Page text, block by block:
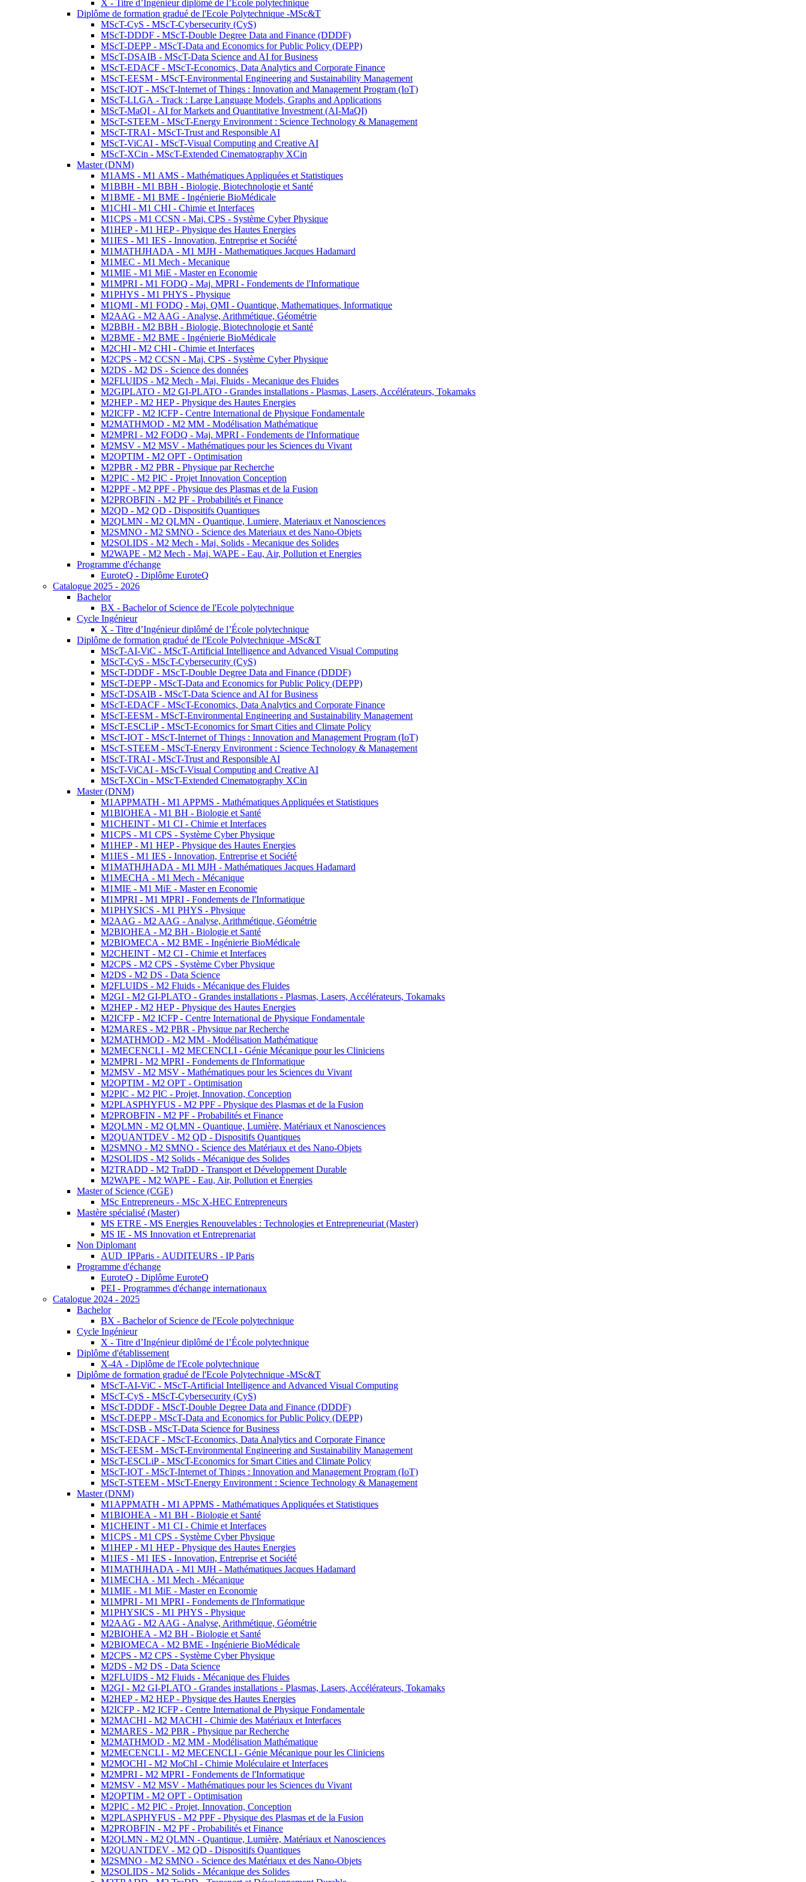
X - Titre d’Ingénieur diplômé de l’École polytechnique
Diplôme de formation gradué de l'Ecole Polytechnique -MSc&T
MScT-CyS - MScT-Cybersecurity (CyS)
MScT-DDDF - MScT-Double Degree Data and Finance (DDDF)
MScT-DEPP - MScT-Data and Economics for Public Policy (DEPP)
MScT-DSAIB - MScT-Data Science and AI for Business
MScT-EDACF - MScT-Economics, Data Analytics and Corporate Finance
MScT-EESM - MScT-Environmental Engineering and Sustainability Management
MScT-IOT - MScT-Internet of Things : Innovation and Management Program (IoT)
MScT-LLGA - Track : Large Language Models, Graphs and Applications
MScT-MaQI - AI for Markets and Quantitative Investment (AI-MaQI)
MScT-STEEM - MScT-Energy Environment : Science Technology & Management
MScT-TRAI - MScT-Trust and Responsible AI
MScT-ViCAI - MScT-Visual Computing and Creative AI
MScT-XCin - MScT-Extended Cinematography XCin
Master (DNM)
M1AMS - M1 AMS - Mathématiques Appliquées et Statistiques
M1BBH - M1 BBH - Biologie, Biotechnologie et Santé
M1BME - M1 BME - Ingénierie BioMédicale
M1CHI - M1 CHI - Chimie et Interfaces
M1CPS - M1 CCSN - Maj. CPS - Système Cyber Physique
M1HEP - M1 HEP - Physique des Hautes Energies
M1IES - M1 IES - Innovation, Entreprise et Société
M1MATHJHADA - M1 MJH - Mathematiques Jacques Hadamard
M1MEC - M1 Mech - Mecanique
M1MIE - M1 MiE - Master en Economie
M1MPRI - M1 FODQ - Maj. MPRI - Fondements de l'Informatique
M1PHYS - M1 PHYS - Physique
M1QMI - M1 FODQ - Maj. QMI - Quantique, Mathematiques, Informatique
M2AAG - M2 AAG - Analyse, Arithmétique, Géométrie
M2BBH - M2 BBH - Biologie, Biotechnologie et Santé
M2BME - M2 BME - Ingénierie BioMédicale
M2CHI - M2 CHI - Chimie et Interfaces
M2CPS - M2 CCSN - Maj. CPS - Système Cyber Physique
M2DS - M2 DS - Science des données
M2FLUIDS - M2 Mech - Maj. Fluids - Mecanique des Fluides
M2GIPLATO - M2 GI-PLATO - Grandes installations - Plasmas, Lasers, Accélérateurs, Tokamaks
M2HEP - M2 HEP - Physique des Hautes Energies
M2ICFP - M2 ICFP - Centre International de Physique Fondamentale
M2MATHMOD - M2 MM - Modélisation Mathématique
M2MPRI - M2 FODQ - Maj. MPRI - Fondements de l'Informatique
M2MSV - M2 MSV - Mathématiques pour les Sciences du Vivant
M2OPTIM - M2 OPT - Optimisation
M2PBR - M2 PBR - Physique par Recherche
M2PIC - M2 PIC - Projet Innovation Conception
M2PPF - M2 PPF - Physique des Plasmas et de la Fusion
M2PROBFIN - M2 PF - Probabilités et Finance
M2QD - M2 QD - Dispositifs Quantiques
M2QLMN - M2 QLMN - Quantique, Lumiere, Materiaux et Nanosciences
M2SMNO - M2 SMNO - Science des Materiaux et des Nano-Objets
M2SOLIDS - M2 Mech - Maj. Solids - Mecanique des Solides
M2WAPE - M2 Mech - Maj. WAPE - Eau, Air, Pollution et Energies
Programme d'échange
EuroteQ - Diplôme EuroteQ
Catalogue 2025 - 2026
Bachelor
BX - Bachelor of Science de l'Ecole polytechnique
Cycle Ingénieur
X - Titre d’Ingénieur diplômé de l’École polytechnique
Diplôme de formation gradué de l'Ecole Polytechnique -MSc&T
MScT-AI-ViC - MScT-Artificial Intelligence and Advanced Visual Computing
MScT-CyS - MScT-Cybersecurity (CyS)
MScT-DDDF - MScT-Double Degree Data and Finance (DDDF)
MScT-DEPP - MScT-Data and Economics for Public Policy (DEPP)
MScT-DSAIB - MScT-Data Science and AI for Business
MScT-EDACF - MScT-Economics, Data Analytics and Corporate Finance
MScT-EESM - MScT-Environmental Engineering and Sustainability Management
MScT-ESCLiP - MScT-Economics for Smart Cities and Climate Policy
MScT-IOT - MScT-Internet of Things : Innovation and Management Program (IoT)
MScT-STEEM - MScT-Energy Environment : Science Technology & Management
MScT-TRAI - MScT-Trust and Responsible AI
MScT-ViCAI - MScT-Visual Computing and Creative AI
MScT-XCin - MScT-Extended Cinematography XCin
Master (DNM)
M1APPMATH - M1 APPMS - Mathématiques Appliquées et Statistiques
M1BIOHEA - M1 BH - Biologie et Santé
M1CHEINT - M1 CI - Chimie et Interfaces
M1CPS - M1 CPS - Système Cyber Physique
M1HEP - M1 HEP - Physique des Hautes Energies
M1IES - M1 IES - Innovation, Entreprise et Société
M1MATHJHADA - M1 MJH - Mathématiques Jacques Hadamard
M1MECHA - M1 Mech - Mécanique
M1MIE - M1 MiE - Master en Economie
M1MPRI - M1 MPRI - Fondements de l'Informatique
M1PHYSICS - M1 PHYS - Physique
M2AAG - M2 AAG - Analyse, Arithmétique, Géométrie
M2BIOHEA - M2 BH - Biologie et Santé
M2BIOMECA - M2 BME - Ingénierie BioMédicale
M2CHEINT - M2 CI - Chimie et Interfaces
M2CPS - M2 CPS - Système Cyber Physique
M2DS - M2 DS - Data Science
M2FLUIDS - M2 Fluids - Mécanique des Fluides
M2GI - M2 GI-PLATO - Grandes installations - Plasmas, Lasers, Accélérateurs, Tokamaks
M2HEP - M2 HEP - Physique des Hautes Energies
M2ICFP - M2 ICFP - Centre International de Physique Fondamentale
M2MARES - M2 PBR - Physique par Recherche
M2MATHMOD - M2 MM - Modélisation Mathématique
M2MECENCLI - M2 MECENCLI - Génie Mécanique pour les Cliniciens
M2MPRI - M2 MPRI - Fondements de l'Informatique
M2MSV - M2 MSV - Mathématiques pour les Sciences du Vivant
M2OPTIM - M2 OPT - Optimisation
M2PIC - M2 PIC - Projet, Innovation, Conception
M2PLASPHYFUS - M2 PPF - Physique des Plasmas et de la Fusion
M2PROBFIN - M2 PF - Probabilités et Finance
M2QLMN - M2 QLMN - Quantique, Lumière, Matériaux et Nanosciences
M2QUANTDEV - M2 QD - Dispositifs Quantiques
M2SMNO - M2 SMNO - Science des Matériaux et des Nano-Objets
M2SOLIDS - M2 Solids - Mécanique des Solides
M2TRADD - M2 TraDD - Transport et Développement Durable
M2WAPE - M2 WAPE - Eau, Air, Pollution et Énergies
Master of Science (CGE)
MSc Entrepreneurs - MSc X-HEC Entrepreneurs
Mastère spécialisé (Master)
MS ETRE - MS Energies Renouvelables : Technologies et Entrepreneuriat (Master)
MS IE - MS Innovation et Entreprenariat
Non Diplomant
AUD_IPParis - AUDITEURS - IP Paris
Programme d'échange
EuroteQ - Diplôme EuroteQ
PEI - Programmes d'échange internationaux
Catalogue 2024 - 2025
Bachelor
BX - Bachelor of Science de l'Ecole polytechnique
Cycle Ingénieur
X - Titre d’Ingénieur diplômé de l’École polytechnique
Diplôme d'établissement
X-4A - Diplôme de l'Ecole polytechnique
Diplôme de formation gradué de l'Ecole Polytechnique -MSc&T
MScT-AI-ViC - MScT-Artificial Intelligence and Advanced Visual Computing
MScT-CyS - MScT-Cybersecurity (CyS)
MScT-DDDF - MScT-Double Degree Data and Finance (DDDF)
MScT-DEPP - MScT-Data and Economics for Public Policy (DEPP)
MScT-DSB - MScT-Data Science for Business
MScT-EDACF - MScT-Economics, Data Analytics and Corporate Finance
MScT-EESM - MScT-Environmental Engineering and Sustainability Management
MScT-ESCLiP - MScT-Economics for Smart Cities and Climate Policy
MScT-IOT - MScT-Internet of Things : Innovation and Management Program (IoT)
MScT-STEEM - MScT-Energy Environment : Science Technology & Management
Master (DNM)
M1APPMATH - M1 APPMS - Mathématiques Appliquées et Statistiques
M1BIOHEA - M1 BH - Biologie et Santé
M1CHEINT - M1 CI - Chimie et Interfaces
M1CPS - M1 CPS - Système Cyber Physique
M1HEP - M1 HEP - Physique des Hautes Energies
M1IES - M1 IES - Innovation, Entreprise et Société
M1MATHJHADA - M1 MJH - Mathématiques Jacques Hadamard
M1MECHA - M1 Mech - Mécanique
M1MIE - M1 MiE - Master en Economie
M1MPRI - M1 MPRI - Fondements de l'Informatique
M1PHYSICS - M1 PHYS - Physique
M2AAG - M2 AAG - Analyse, Arithmétique, Géométrie
M2BIOHEA - M2 BH - Biologie et Santé
M2BIOMECA - M2 BME - Ingénierie BioMédicale
M2CPS - M2 CPS - Système Cyber Physique
M2DS - M2 DS - Data Science
M2FLUIDS - M2 Fluids - Mécanique des Fluides
M2GI - M2 GI-PLATO - Grandes installations - Plasmas, Lasers, Accélérateurs, Tokamaks
M2HEP - M2 HEP - Physique des Hautes Energies
M2ICFP - M2 ICFP - Centre International de Physique Fondamentale
M2MACHI - M2 MACHI - Chimie des Matériaux et Interfaces
M2MARES - M2 PBR - Physique par Recherche
M2MATHMOD - M2 MM - Modélisation Mathématique
M2MECENCLI - M2 MECENCLI - Génie Mécanique pour les Cliniciens
M2MOCHI - M2 MoChI - Chimie Moléculaire et Interfaces
M2MPRI - M2 MPRI - Fondements de l'Informatique
M2MSV - M2 MSV - Mathématiques pour les Sciences du Vivant
M2OPTIM - M2 OPT - Optimisation
M2PIC - M2 PIC - Projet, Innovation, Conception
M2PLASPHYFUS - M2 PPF - Physique des Plasmas et de la Fusion
M2PROBFIN - M2 PF - Probabilités et Finance
M2QLMN - M2 QLMN - Quantique, Lumière, Matériaux et Nanosciences
M2QUANTDEV - M2 QD - Dispositifs Quantiques
M2SMNO - M2 SMNO - Science des Matériaux et des Nano-Objets
M2SOLIDS - M2 Solids - Mécanique des Solides